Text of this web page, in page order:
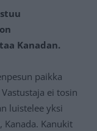
Kanadan.
paikka
ei tosin
luistelee yksi
Kanukit